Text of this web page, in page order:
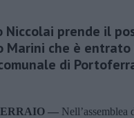
Niccolai prende il
Marini che è
di
— Nell’assemblea